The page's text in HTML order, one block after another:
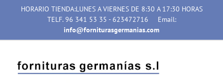
HORARIO TIENDA:LUNES A VIERNES DE 8:30 A 17:30 HORAS
TELF. 96 341 53 35 - 623472716
Email:
info@forniturasgermanias.com